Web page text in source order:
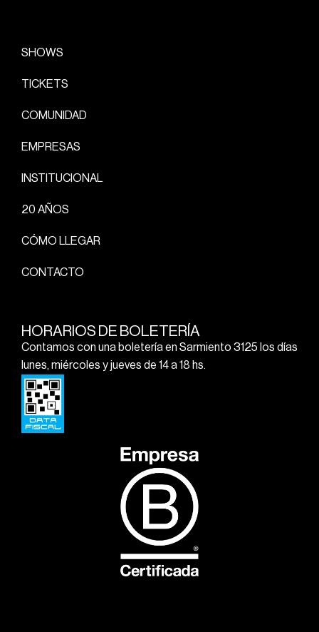
SHOWS
TICKETS
COMUNIDAD
EMPRESAS
INSTITUCIONAL
20 AÑOS
CÓMO LLEGAR
CONTACTO
HORARIOS DE BOLETERÍA
Contamos con una boletería en Sarmiento 3125 los días
lunes, miércoles y jueves de 14 a 18 hs.